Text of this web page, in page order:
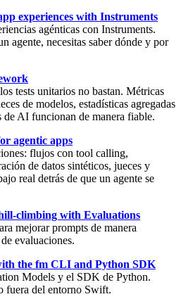
experiences with Instruments
agénticas con Instruments.
agente, necesitas saber dónde y por
tests unitarios no bastan. Métricas
de modelos, estadísticas agregadas
de AI funcionan de manera fiable.
agentic apps
: flujos con tool calling,
de datos sintéticos, jueces y
real detrás de que un agente se
climbing with Evaluations
mejorar prompts de manera
evaluaciones.
the fm CLI and Python SDK
Models y el SDK de Python.
fuera del entorno Swift.